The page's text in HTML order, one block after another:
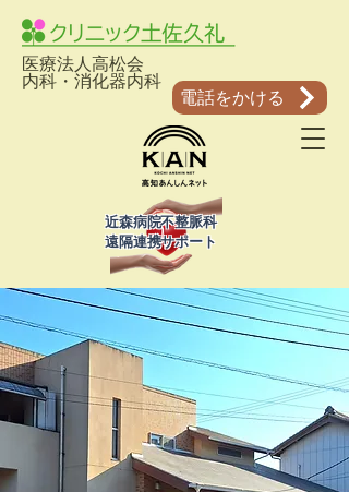
医療法人高松会
​内科・消化器内科
電話をかける
近森病院不整脈科
​遠隔連携サポート